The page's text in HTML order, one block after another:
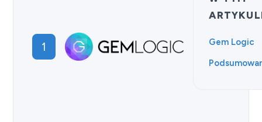
1
Gem Logic